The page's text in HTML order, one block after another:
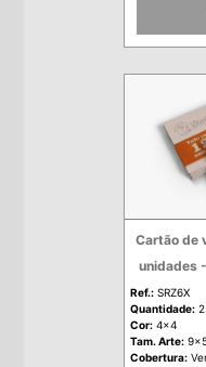
Cartão de
unidades
Ref.: SRZ6X
Quantidade:
Cor: 4x4
Tam. Arte:
Cobertura: